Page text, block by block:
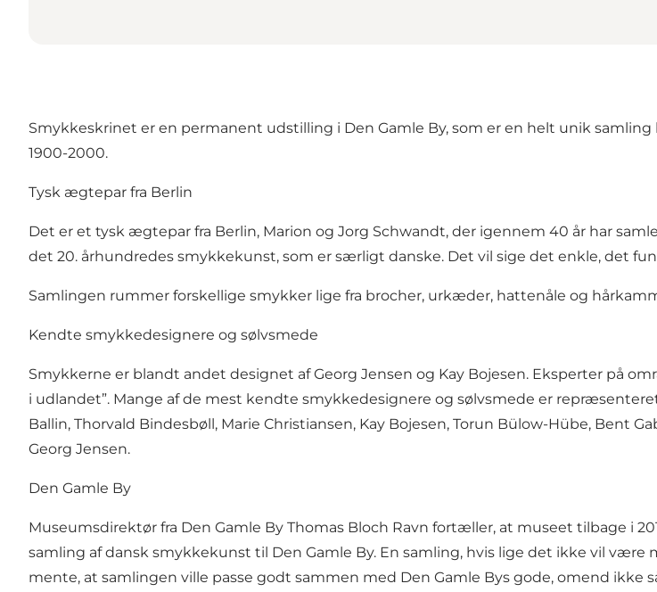
Smykkeskrinet er en permanent udstilling i Den Gamle By, som er en helt unik
1900-2000.
Tysk ægtepar fra Berlin
Det er et tysk ægtepar fra Berlin, Marion og Jorg Schwandt, der igennem 40 år har
det 20. århundredes smykkekunst, som er særligt danske. Det vil sige det enkle, det
Samlingen rummer forskellige smykker lige fra brocher, urkæder, hattenåle og
Kendte smykkedesignere og sølvsmede
Smykkerne er blandt andet designet af Georg Jensen og Kay Bojesen. Eksperter på
i udlandet”. Mange af de mest kendte smykkedesignere og sølvsmede er
Ballin, Thorvald Bindesbøll, Marie Christiansen, Kay Bojesen, Torun Bülow-Hübe, Bent
Georg Jensen.
Den Gamle By
Museumsdirektør fra Den Gamle By Thomas Bloch Ravn fortæller, at museet tilbage i
samling af dansk smykkekunst til Den Gamle By. En samling, hvis lige det ikke vil
mente, at samlingen ville passe godt sammen med Den Gamle Bys gode, omend